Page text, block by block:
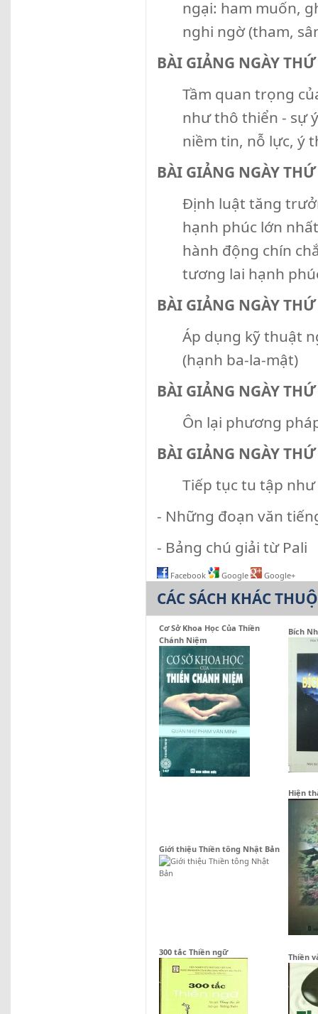
ngại: ham muốn,
nghi ngờ (tham,
BÀI GIẢNG NGÀY
Tầm quan trọng
như thô thiển - sự
niềm tin, nỗ lực, ý
BÀI GIẢNG NGÀY
Định luật tăng
hạnh phúc lớn
hành động chín
tương lai hạnh
BÀI GIẢNG NGÀY
Áp dụng kỹ thuật
(hạnh ba-la-mật)
BÀI GIẢNG NGÀY
Ôn lại phương
BÀI GIẢNG NGÀY
Tiếp tục tu tập
- Những đoạn văn
- Bảng chú giải từ Pali
Facebook Google Google+
CÁC SÁCH KHÁC
Cơ Sở Khoa Học Của Thiền
Chánh Niệm
Bích
Giới thiệu Thiền tông Nhật Bản
Hiện
300 tắc Thiền ngữ Thiền